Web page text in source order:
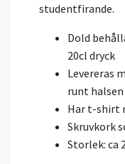
studentfirande.
Dold
20cl dryck
Levereras
runt halsen
Har t-shirt
Skruvkork
Storlek: ca